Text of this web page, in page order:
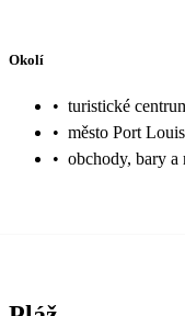
Okolí
• turistické
• město Port
• obchody, bary a